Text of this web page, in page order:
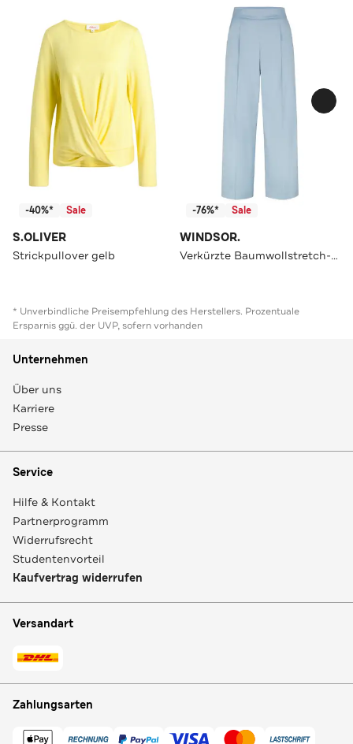
-40%* Sale
S.OLIVER
Strickpullover gelb
-76%* Sale
WINDSOR.
Verkürzte Baumwollstretch-Culotte
* Unverbindliche Preisempfehlung des Herstellers. Prozentuale
Ersparnis ggü. der UVP, sofern vorhanden
Unternehmen
Über uns
Karriere
Presse
Service
Hilfe & Kontakt
Partnerprogramm
Widerrufsrecht
Studentenvorteil
Kaufvertrag widerrufen
Versandart
Zahlungsarten